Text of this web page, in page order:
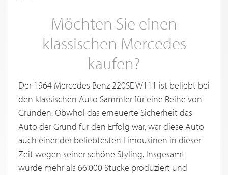
Möchten Sie einen
klassischen Mercedes
kaufen?
Der 1964 Mercedes Benz 220SE W111 ist beliebt bei
den klassischen Auto Sammler für eine Reihe von
Gründen. Obwhol das erneuerte Sicherheit das
Auto der Grund für den Erfolg war, war diese Auto
auch einer der beliebtesten Limousinen in dieser
Zeit wegen seiner schöne Styling. Insgesamt
wurde mehr als 66.000 Stücke produziert und